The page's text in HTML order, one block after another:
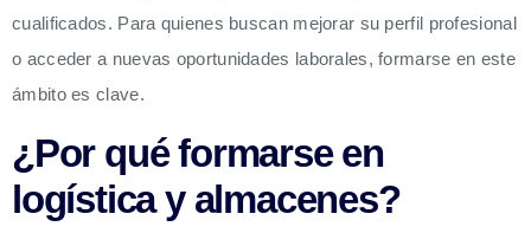
cualificados. Para quienes buscan mejorar su perfil profesional
o acceder a nuevas oportunidades laborales, formarse en este
ámbito es clave.
¿Por qué formarse en
logística y almacenes?